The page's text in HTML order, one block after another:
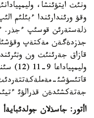
ونئث ايتؤئنشا،
وقؤ ورئندارئندا ءبئلئم
ذلةستةرئن قوسئپ ءجذر.
جذزدةگةن مةكتةپ
قازاق جةرئنئث ون
جةتةكشئدةن قذرالؤئ
اأتور: جاسذلان جولدئبايةأ